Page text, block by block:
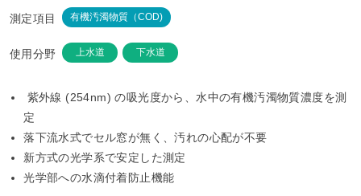
測定項目 有機汚濁物質（COD)
使用分野 上水道 下水道
紫外線 (254nm) の吸光度から、水中の有機汚濁物質濃度を測
定
落下流水式でセル窓が無く、汚れの心配が不要
新方式の光学系で安定した測定
光学部への水滴付着防止機能